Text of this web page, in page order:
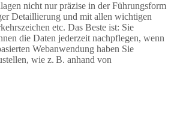
nicht nur präzise in der Führungsform
Detaillierung und mit allen wichtigen
etc. Das Beste ist: Sie
die Daten jederzeit nachpflegen, wenn
Webanwendung haben Sie
wie z. B. anhand von